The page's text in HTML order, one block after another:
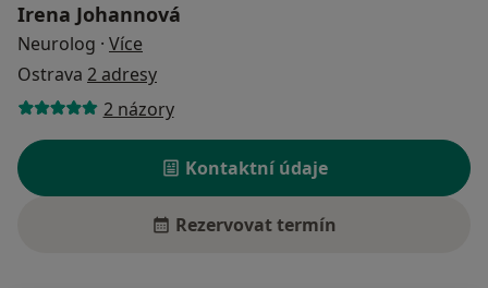
Irena Johannová
Neurolog · Více
Ostrava 2 adresy
2 názory
Kontaktní údaje
Rezervovat termín